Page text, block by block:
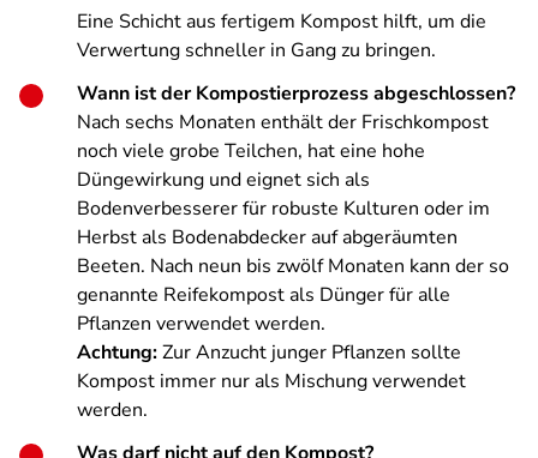
Eine Schicht aus fertigem Kompost hilft, um die
Verwertung schneller in Gang zu bringen.
Wann ist der Kompostierprozess abgeschlossen?
Nach sechs Monaten enthält der Frischkompost
noch viele grobe Teilchen, hat eine hohe
Düngewirkung und eignet sich als
Bodenverbesserer für robuste Kulturen oder im
Herbst als Bodenabdecker auf abgeräumten
Beeten. Nach neun bis zwölf Monaten kann der so
genannte Reifekompost als Dünger für alle
Pflanzen verwendet werden.
Achtung:Zur Anzucht junger Pflanzen sollte
Kompost immer nur als Mischung verwendet
werden.